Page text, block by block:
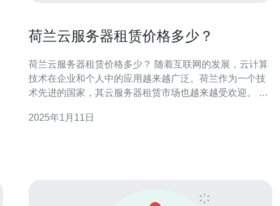
荷兰云服务器租赁价格多少？
荷兰云服务器租赁价格多少？ 随着互联网的发展，云计算
技术在企业和个人中的应用越来越广泛。荷兰作为一个技
术先进的国家，其云服务器租赁市场也越来越受欢迎。 荷
置：服务器的硬件
2025年1月11日